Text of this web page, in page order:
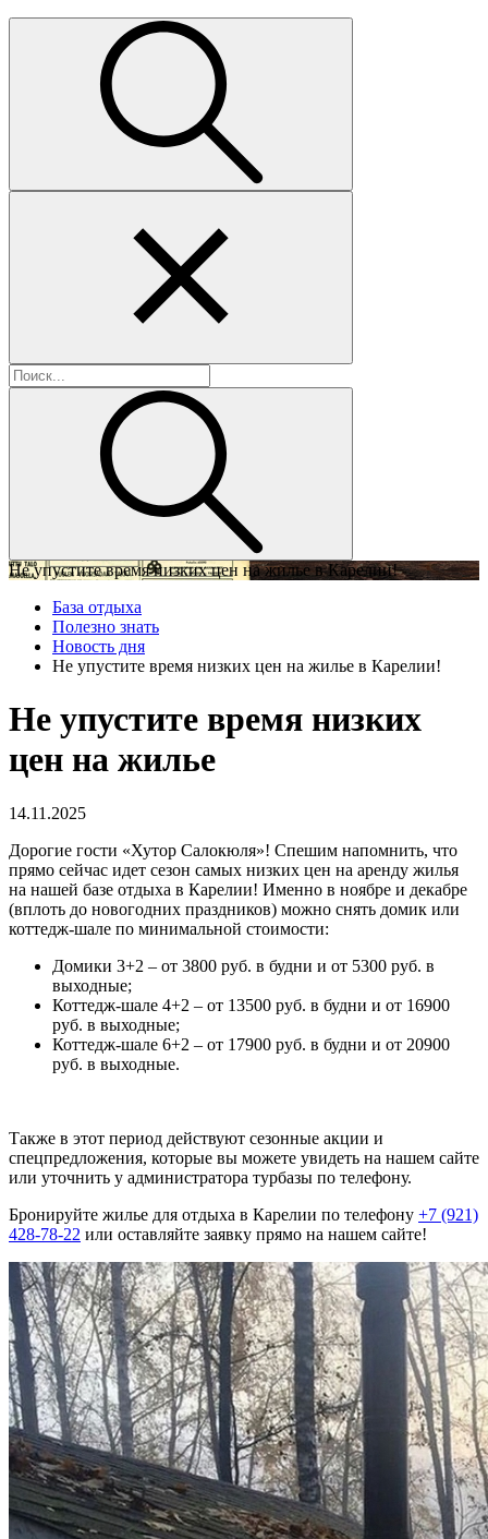
Не упустите время низких цен на жилье в Карелии!
База отдыха
Полезно знать
Новость дня
Не упустите время низких цен на жилье в Карелии!
Не упустите время низких
цен на жилье
14.11.2025
Дорогие гости «Хутор Салокюля»! Спешим напомнить, что
прямо сейчас идет сезон самых низких цен на аренду жилья
на нашей базе отдыха в Карелии! Именно в ноябре и декабре
(вплоть до новогодних праздников) можно снять домик или
коттедж-шале по минимальной стоимости:
Домики 3+2 – от 3800 руб. в будни и от 5300 руб. в
выходные;
Коттедж-шале 4+2 – от 13500 руб. в будни и от 16900
руб. в выходные;
Коттедж-шале 6+2 – от 17900 руб. в будни и от 20900
руб. в выходные.
Также в этот период действуют сезонные акции и
спецпредложения, которые вы можете увидеть на нашем сайте
или уточнить у администратора турбазы по телефону.
Бронируйте жилье для отдыха в Карелии по телефону +7 (921)
428-78-22 или оставляйте заявку прямо на нашем сайте!